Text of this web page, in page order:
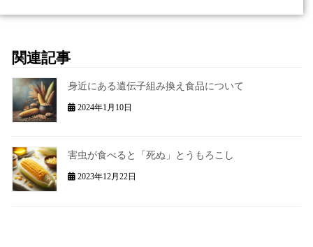
関連記事
身近にある遺伝子組み換え食品について
2024年1月10日
害虫が食べると「死ぬ」とうもろこし​
2023年12月22日